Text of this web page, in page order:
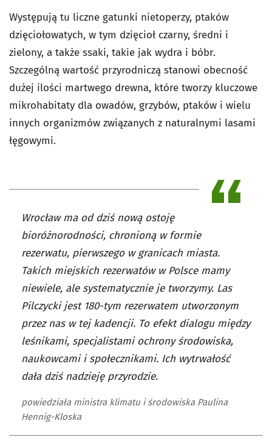
Występują tu liczne gatunki nietoperzy, ptaków
dzięciołowatych, w tym dzięcioł czarny, średni i
zielony, a także ssaki, takie jak wydra i bóbr.
Szczególną wartość przyrodniczą stanowi obecność
dużej ilości martwego drewna, które tworzy kluczowe
mikrohabitaty dla owadów, grzybów, ptaków i wielu
innych organizmów związanych z naturalnymi lasami
łęgowymi.
Wrocław ma od dziś nową ostoję
bioróżnorodności, chronioną w formie
rezerwatu, pierwszego w granicach miasta.
Takich miejskich rezerwatów w Polsce mamy
niewiele, ale systematycznie je tworzymy. Las
Pilczycki jest 180-tym rezerwatem utworzonym
przez nas w tej kadencji. To efekt dialogu między
leśnikami, specjalistami ochrony środowiska,
naukowcami i społecznikami. Ich wytrwałość
dała dziś nadzieję przyrodzie.
powiedziała ministra klimatu i środowiska Paulina
Hennig-Kloska